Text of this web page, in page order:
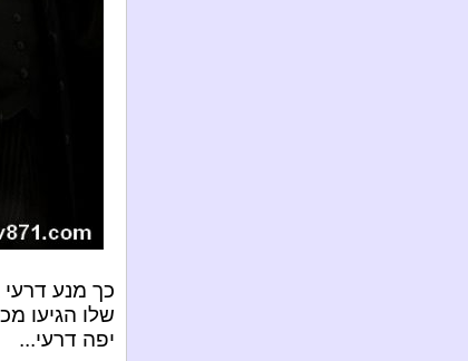
כך מנע
שלו הגיעו
יפה דרעי...